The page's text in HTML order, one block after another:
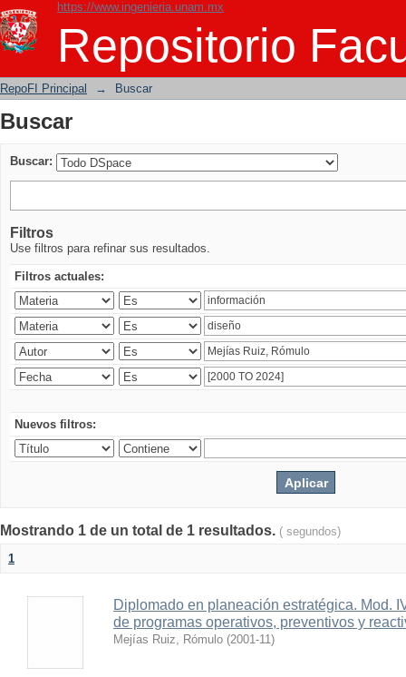
https://www.ingenieria.unam.mx
Repositorio
Buscar
RepoFI Principal → Buscar
Buscar
Buscar:
Filtros
Use filtros para refinar sus resultados.
Filtros actuales:
Nuevos filtros:
Mostrando 1 de un total de 1 resultados. ( segundos)
1
Diplomado en planeación estratégica. Mod.
de programas operativos, preventivos y
Mejías Ruiz, Rómulo (2001-11)